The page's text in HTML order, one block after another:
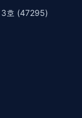
3호 (47295)